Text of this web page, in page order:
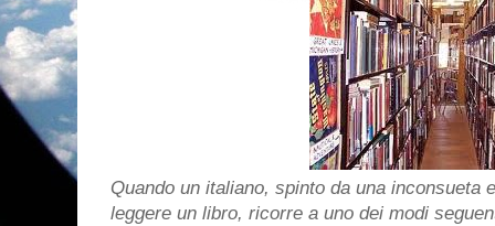
Quando un italiano, spinto da una inconsueta
leggere un libro, ricorre a uno dei modi